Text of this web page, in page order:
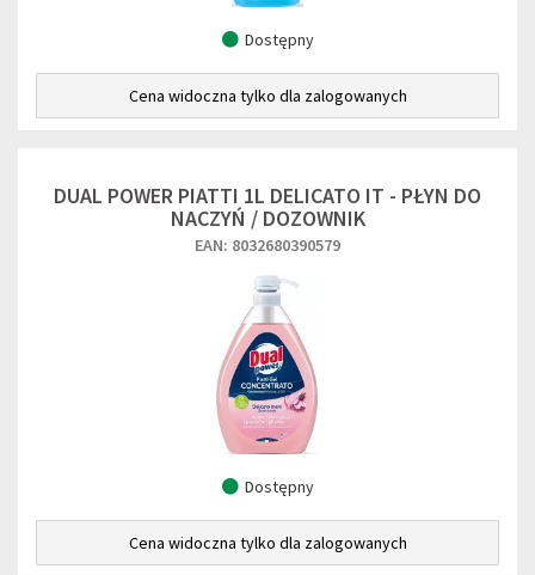
Dostępny
Cena widoczna tylko dla zalogowanych
DUAL POWER PIATTI 1L DELICATO IT - PŁYN DO
NACZYŃ / DOZOWNIK
EAN: 8032680390579
Dostępny
Cena widoczna tylko dla zalogowanych